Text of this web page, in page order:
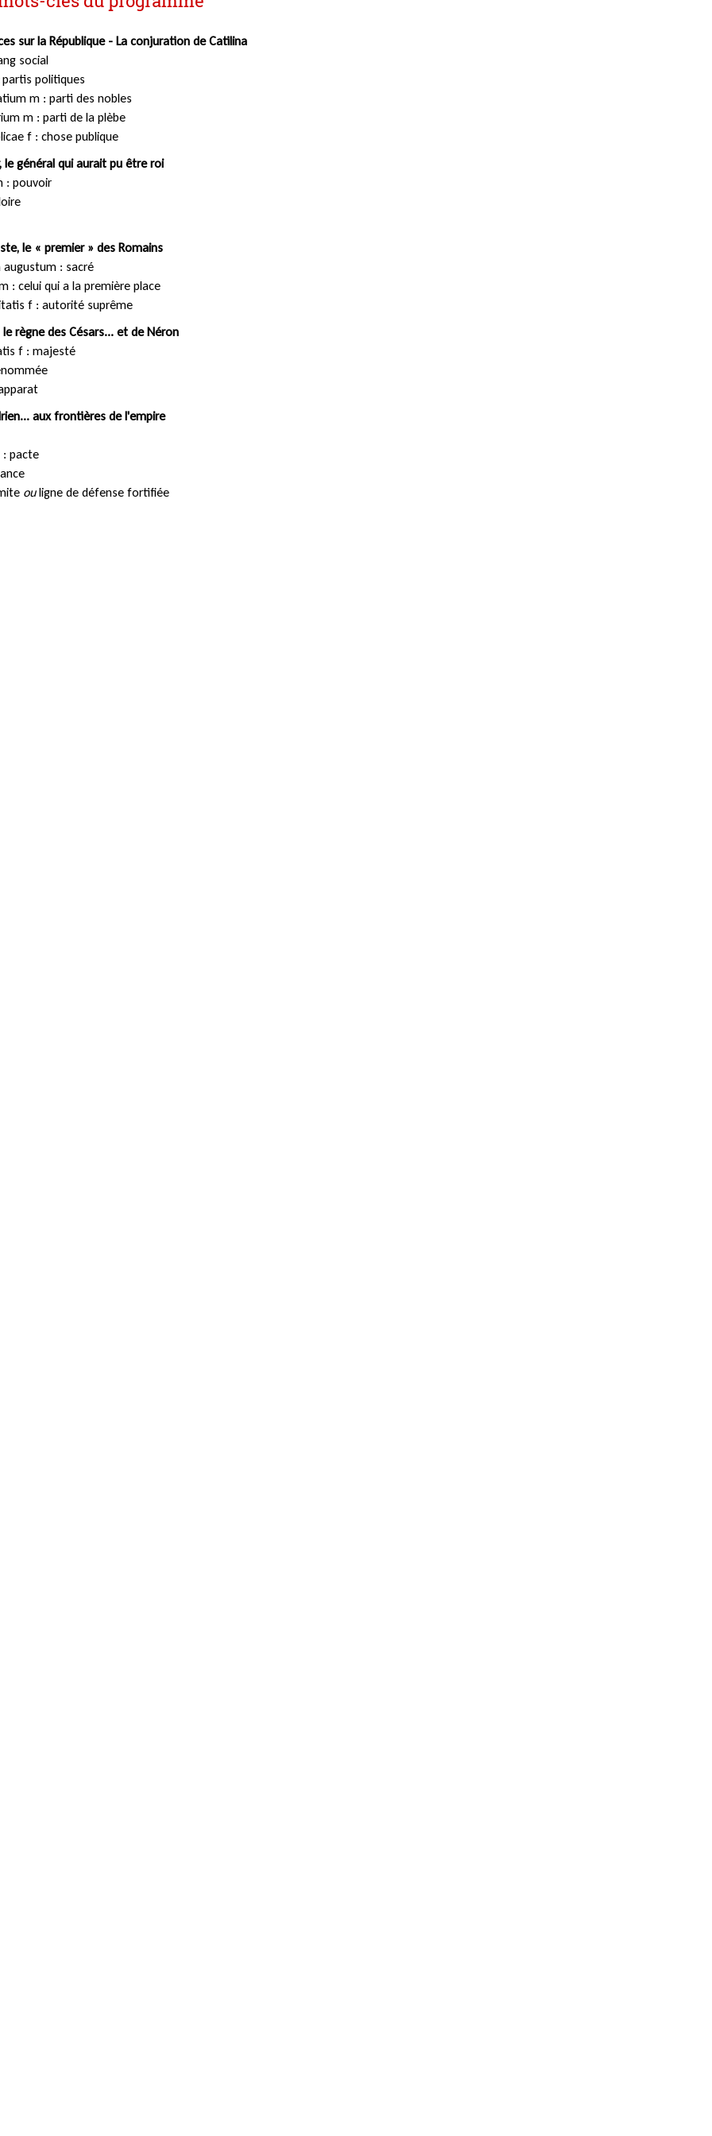
sur la République - La conjuration de Catilina
social
politiques
m : parti des nobles
m : parti de la plèbe
f : chose publique
le général qui aurait pu être roi
: pouvoir
le « premier » des Romains
: sacré
: celui qui a la première place
f : autorité suprême
règne des Césars... et de Néron
f : majesté
aux frontières de l'empire
pacte
ouligne de défense fortifiée